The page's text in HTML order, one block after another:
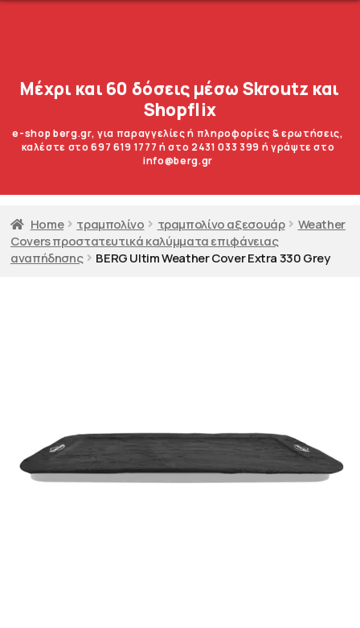
Μέχρι και 60 δόσεις μέσω Skroutz και
Shopflix
e-shop berg.gr, για παραγγελίες ή πληροφορίες & ερωτήσεις,
καλέστε στο 697 619 1777 ή στο 2431 033 399 ή γράψτε στο
info@berg.gr
Home τραμπολίνο τραμπολίνο αξεσουάρ
Weather
Covers προστατευτικά καλύμματα επιφάνειας
αναπήδησης
BERG Ultim Weather Cover Extra 330 Grey